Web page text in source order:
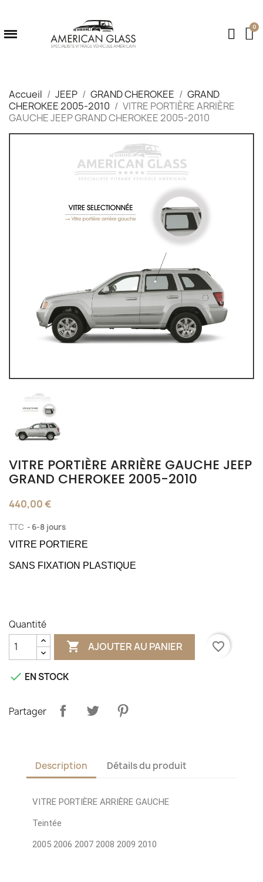
Accueil JEEP GRAND CHEROKEE
GRAND
CHEROKEE 2005-2010
VITRE PORTIÈRE ARRIÈRE
GAUCHE JEEP GRAND CHEROKEE 2005-2010
VITRE PORTIÈRE ARRIÈRE GAUCHE JEEP
GRAND CHEROKEE 2005-2010
440,00 €
TTC 6-8 jours
VITRE PORTIERE
SANS FIXATION PLASTIQUE
Quantité
 AJOUTER AU PANIER favorite_border
 EN STOCK
Partager
Description Détails du produit
VITRE PORTIÈRE ARRIÈRE GAUCHE
Teintée
2005 2006 2007 2008 2009 2010